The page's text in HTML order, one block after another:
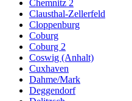
Chemnitz 2
Clausthal-Zellerfeld
Cloppenburg
Coburg
Coburg 2
Coswig (Anhalt)
Cuxhaven
Dahme/Mark
Deggendorf